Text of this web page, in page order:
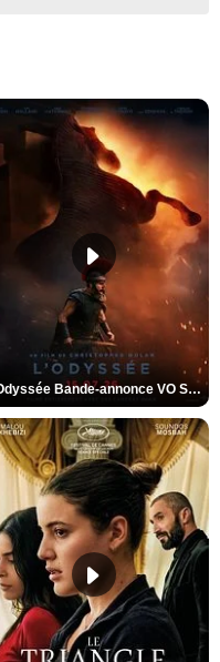
L'Odyssée Bande-annonce VO STFR